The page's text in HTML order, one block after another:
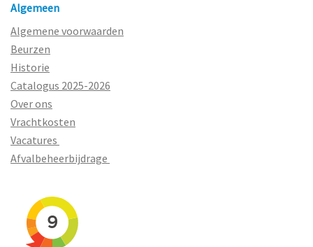
Algemeen
Algemene voorwaarden
Beurzen
Historie
Catalogus 2025-2026
Over ons
Vrachtkosten
Vacatures
Afvalbeheerbijdrage